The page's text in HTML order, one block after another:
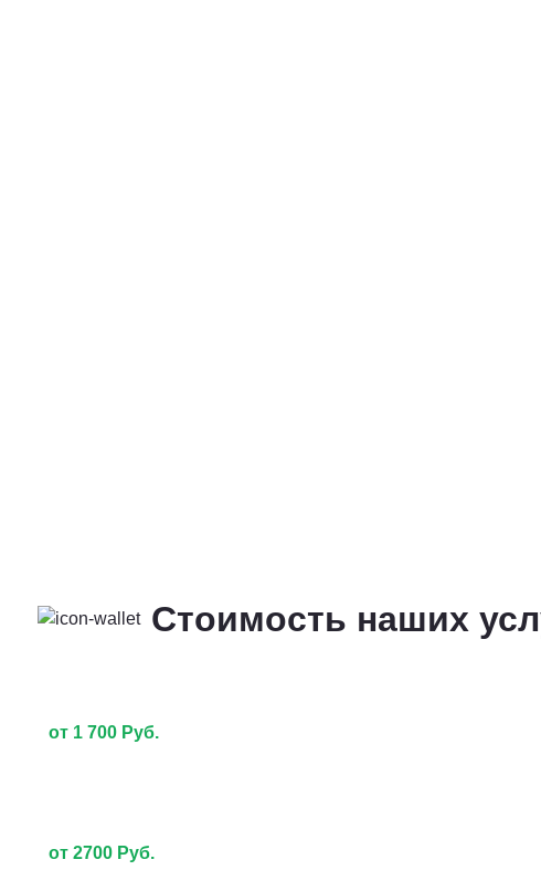
Стоимость наших
от 1 700 Руб.
от 2700 Руб.